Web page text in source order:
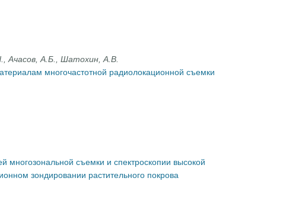
Ачасов, А.Б., Шатохин, А.В.
многочастотной радиолокационной съемки
съемки и спектроскопии высокой
зондировании растительного покрова